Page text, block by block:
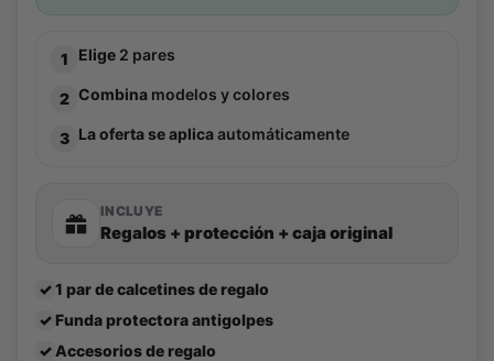
1 Elige 2 pares
2 Combina modelos y colores
3 La oferta se aplicaautomáticamente
INCLUYE
Regalos + protección + caja original
✓1 par de calcetines de regalo
✓ Funda protectora antigolpes
✓ Accesorios de regalo